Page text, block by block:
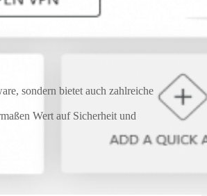
sondern bietet auch zahlreiche
Wert auf Sicherheit und